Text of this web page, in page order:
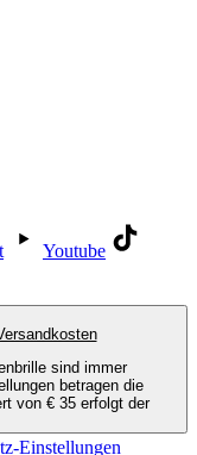
Youtube
sind immer
betragen die
von € 35 erfolgt der
Einstellungen